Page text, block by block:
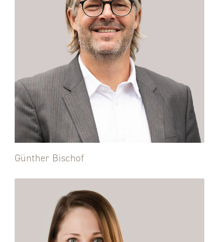
Günther Bischof